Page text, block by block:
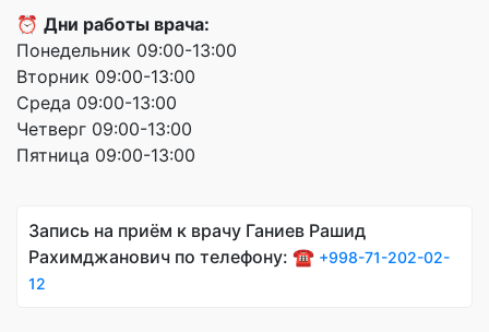
⏰ Дни работы врача:
Понедельник 09:00-13:00
Вторник 09:00-13:00
Среда 09:00-13:00
Четверг 09:00-13:00
Пятница 09:00-13:00
Запись на приём к врачу Ганиев Рашид
Рахимджанович по телефону: ☎️ +998-71-202-02-
12